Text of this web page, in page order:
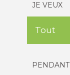
JE VEUX
PENDANT